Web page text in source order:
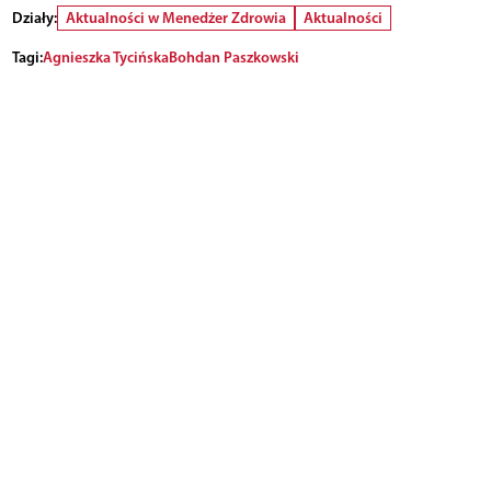
Działy: Aktualności w Menedżer Zdrowia
Aktualności
Tagi:Agnieszka TycińskaBohdan Paszkowski